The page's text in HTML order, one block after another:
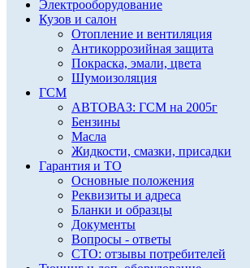
Электрооборудование
Кузов и салон
Отопление и вентиляция
Антикоррозийная защита
Покраска, эмали, цвета
Шумоизоляция
ГСМ
АВТОВАЗ: ГСМ на 2005г
Бензины
Масла
Жидкости, смазки, присадки
Гарантия и ТО
Основные положения
Реквизиты и адреса
Бланки и образцы
Документы
Вопросы - ответы
СТО: отзывы потребителей